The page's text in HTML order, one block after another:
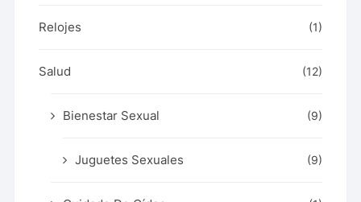
Relojes (1)
Salud (12)
Bienestar Sexual (9)
Juguetes Sexuales (9)